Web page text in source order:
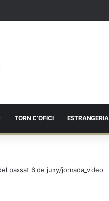
TORN D’OFICI ESTRANGERIA
passat 6 de juny/jornada_vídeo